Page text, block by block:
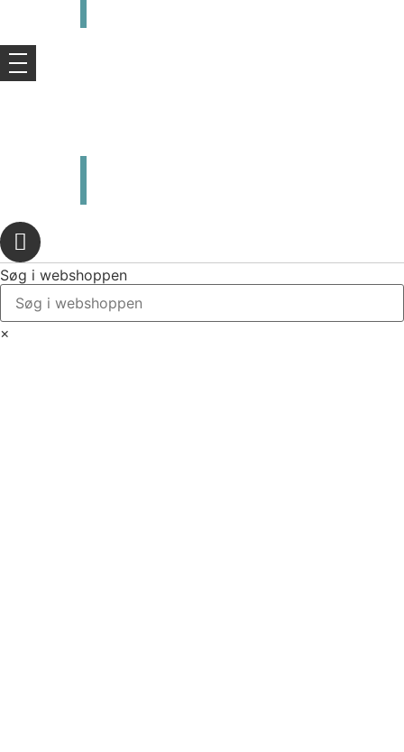
Søg i webshoppen
×